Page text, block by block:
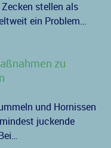
stellen als
ein Problem…
zu
und Hornissen
juckende